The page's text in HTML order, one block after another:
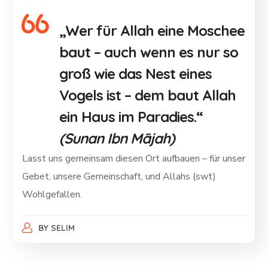
„Wer für Allah eine Moschee
baut – auch wenn es nur so
groß wie das Nest eines
Vogels ist – dem baut Allah
ein Haus im Paradies.“
(Sunan Ibn Mājah)
Lasst uns gemeinsam diesen Ort aufbauen – für unser
Gebet, unsere Gemeinschaft, und Allahs (swt)
Wohlgefallen.
BY SELIM